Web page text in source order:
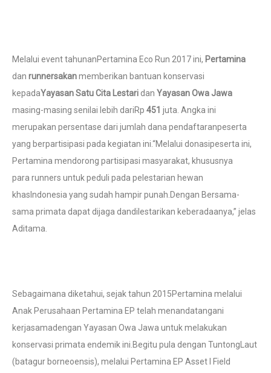
Melalui event tahunanPertamina Eco Run 2017 ini, Pertamina
dan runnersakanmemberikan bantuan konservasi
kepadaYayasan Satu Cita Lestari dan Yayasan Owa Jawa
masing-masing senilai lebih dariRp 451 juta. Angka ini
merupakan persentase dari jumlah dana pendaftaranpeserta
yang berpartisipasi pada kegiatan ini.“Melalui donasipeserta ini,
Pertamina mendorong partisipasi masyarakat, khususnya
para runners untuk peduli pada pelestarian hewan
khasIndonesia yang sudah hampir punah.Dengan Bersama-
sama primata dapat dijaga dandilestarikan keberadaanya,” jelas
Aditama.
Sebagaimana diketahui, sejak tahun 2015Pertamina melalui
Anak Perusahaan Pertamina EP telah menandatangani
kerjasamadengan Yayasan Owa Jawa untuk melakukan
konservasi primata endemik ini.Begitu pula dengan TuntongLaut
(batagur borneoensis), melalui Pertamina EP Asset I Field